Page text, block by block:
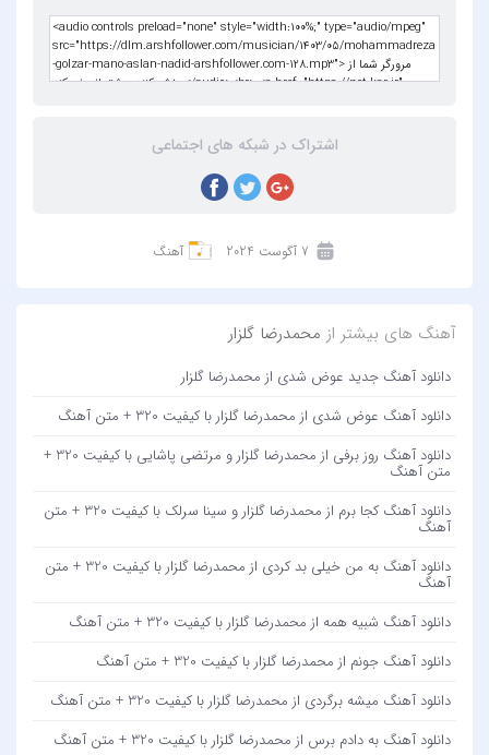
اشتراک در شبکه های اجتماعی
7 آگوست 2024 آهنگ
آهنگ های بیشتر از محمدرضا گلزار
دانلود آهنگ جدید عوض شدی از محمدرضا گلزار
دانلود آهنگ عوض شدی از محمدرضا گلزار با کیفیت 320 + متن آهنگ
دانلود آهنگ روز برفی از محمدرضا گلزار و مرتضی پاشایی با کیفیت 320 +
متن آهنگ
دانلود آهنگ کجا برم از محمدرضا گلزار و سینا سرلک با کیفیت 320 + متن
آهنگ
دانلود آهنگ به من خیلی بد کردی از محمدرضا گلزار با کیفیت 320 + متن
آهنگ
دانلود آهنگ شبیه همه از محمدرضا گلزار با کیفیت 320 + متن آهنگ
دانلود آهنگ جونم از محمدرضا گلزار با کیفیت 320 + متن آهنگ
دانلود آهنگ میشه برگردی از محمدرضا گلزار با کیفیت 320 + متن آهنگ
دانلود آهنگ به دادم برس از محمدرضا گلزار با کیفیت 320 + متن آهنگ